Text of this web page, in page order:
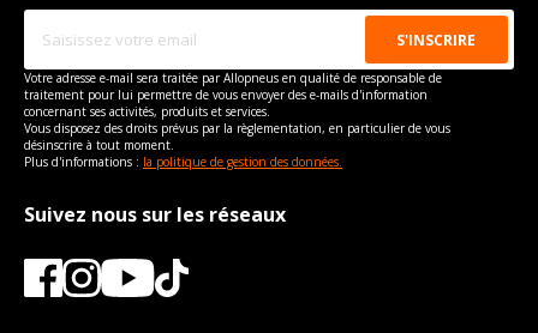
Votre adresse e-mail sera traitée par Allopneus en qualité de responsable de
traitement pour lui permettre de vous envoyer des e-mails d'information
concernant ses activités, produits et services.
Vous disposez des droits prévus par la règlementation, en particulier de vous
désinscrire à tout moment.
Plus d'informations : la politique de gestion des données.
Suivez nous sur les réseaux